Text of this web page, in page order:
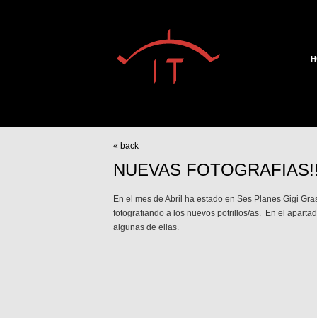
« back
NUEVAS
En el mes de Abril ha estado en Ses Planes Gigi
fotografiando a los nuevos potrillos/as. En el
algunas de ellas.